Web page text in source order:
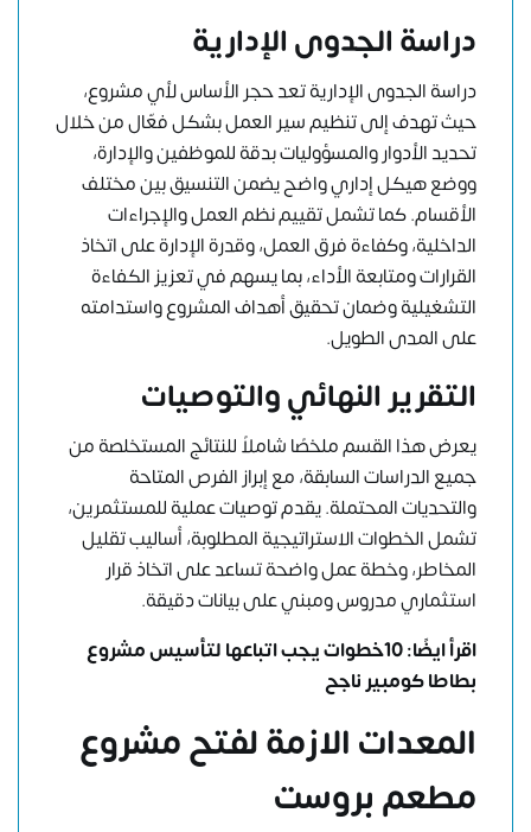
دراسة الجدوى الإدارية
دراسة الجدوى الإدارية تعد حجر الأساس لأي مشروع،
حيث تهدف إلى تنظيم سير العمل بشكل فعّال من خلال
تحديد الأدوار والمسؤوليات بدقة للموظفين والإدارة،
ووضع هيكل إداري واضح يضمن التنسيق بين مختلف
الأقسام. كما تشمل تقييم نظم العمل والإجراءات
الداخلية، وكفاءة فرق العمل، وقدرة الإدارة على اتخاذ
القرارات ومتابعة الأداء، بما يسهم في تعزيز الكفاءة
التشغيلية وضمان تحقيق أهداف المشروع واستدامته
على المدى الطويل.
التقرير النهائي والتوصيات
يعرض هذا القسم ملخصًا شاملاً للنتائج المستخلصة من
جميع الدراسات السابقة، مع إبراز الفرص المتاحة
والتحديات المحتملة. يقدم توصيات عملية للمستثمرين،
تشمل الخطوات الاستراتيجية المطلوبة، أساليب تقليل
المخاطر، وخطة عمل واضحة تساعد على اتخاذ قرار
استثماري مدروس ومبني على بيانات دقيقة.
اقرأ ايضًا:
10خطوات يجب اتباعها لتأسيس مشروع
بطاطا كومبير ناجح
المعدات الازمة لفتح مشروع
مطعم بروست